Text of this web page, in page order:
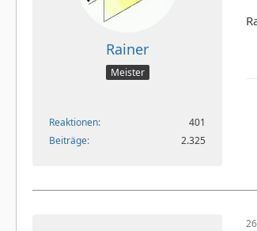
Rainer
Meister
Reaktionen
401
Beiträge
2.325